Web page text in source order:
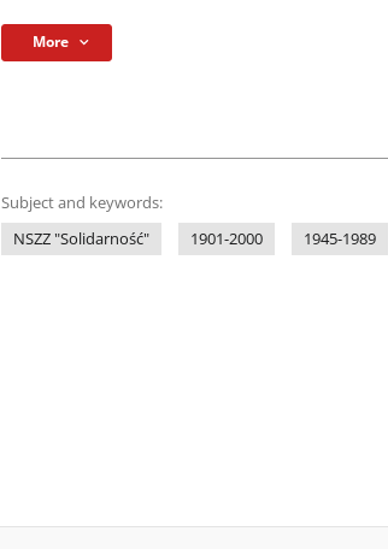
More
Subject and keywords:
NSZZ "Solidarność"
1901-2000 1945-1989